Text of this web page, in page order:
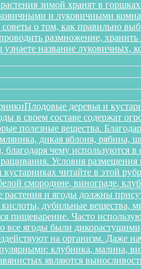
зимой хранят в
и луковичными
советы о том, как правильно
размножение,
узнаете название
Плодовые деревья и
в своем составе содержат
полезные вещества.
дикая яблоня,
благодаря чему используются
Условия
читайте в этой
смородине, винограде,
растения и ягоды должны
кислоты, дубильные
пищеварение. Часто
все ягоды были
на организм. Даже
клубника, малина,
являются